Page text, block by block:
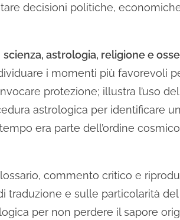
decisioni politiche,
scienza, astrologia, religione e
i momenti più favorevoli
protezione; illustra l’uso
astrologica per identificare
era parte dell’ordine
commento critico e
traduzione e sulle particolarità
per non perdere il sapore